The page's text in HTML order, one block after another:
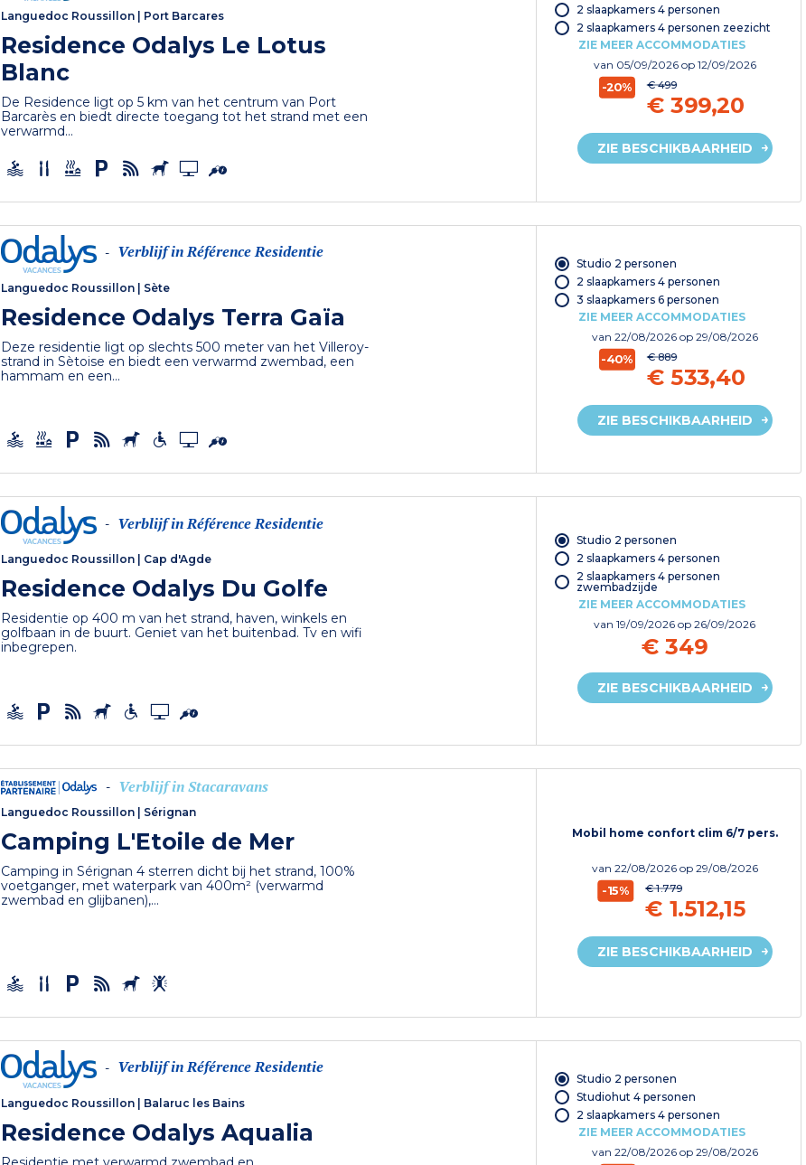
Languedoc Roussillon Port Barcares
Residence Odalys Le Lotus
Blanc
De Residence ligt op 5 km van het centrum van Port
Barcarès en biedt directe toegang tot het strand met een
verwarmd...
2 slaapkamers 4 personen
2 slaapkamers 4 personen zeezicht
ZIE MEER ACCOMMODATIES
van 05/09/2026 op 12/09/2026
-20% € 499
€ 399,20
ZIE BESCHIKBAARHEID
- Verblijf in Référence Residentie
Languedoc Roussillon | Sète
Residence Odalys Terra Gaïa
Deze residentie ligt op slechts 500 meter van het Villeroy-
strand in Sètoise en biedt een verwarmd zwembad, een
hammam en een...
Studio 2 personen
2 slaapkamers 4 personen
3 slaapkamers 6 personen
ZIE MEER ACCOMMODATIES
van 22/08/2026 op 29/08/2026
-40% € 889
€ 533,40
ZIE BESCHIKBAARHEID
- Verblijf in Référence Residentie
Languedoc Roussillon Cap d'Agde
Residence Odalys Du Golfe
Residentie op 400 m van het strand, haven, winkels en
golfbaan in de buurt. Geniet van het buitenbad. Tv en wifi
inbegrepen.
Studio 2 personen
2 slaapkamers 4 personen
2 slaapkamers 4 personen
zwembadzijde
ZIE MEER ACCOMMODATIES
van19/09/2026op 26/09/2026
€ 349
ZIE BESCHIKBAARHEID
- Verblijf in Stacaravans
Languedoc Roussillon Sérignan
Camping L'Etoile de Mer
Camping in Sérignan 4 sterren dicht bij het strand, 100%
voetganger, met waterpark van 400m² (verwarmd
zwembad en glijbanen),...
Mobil home confort clim 6/7 pers.
van 22/08/2026 op 29/08/2026
-15% € 1.779
€ 1.512,15
ZIE BESCHIKBAARHEID
- Verblijf in Référence Residentie
Languedoc Roussillon Balaruc les Bains
Residence Odalys Aqualia
Studio 2 personen
Studiohut 4 personen
2 slaapkamers 4 personen
ZIE MEER ACCOMMODATIES
van 22/08/2026 op 29/08/2026